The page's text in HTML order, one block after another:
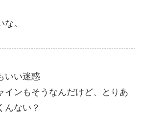
。
いい迷惑
インもそうなんだけど、とりあ
んない？